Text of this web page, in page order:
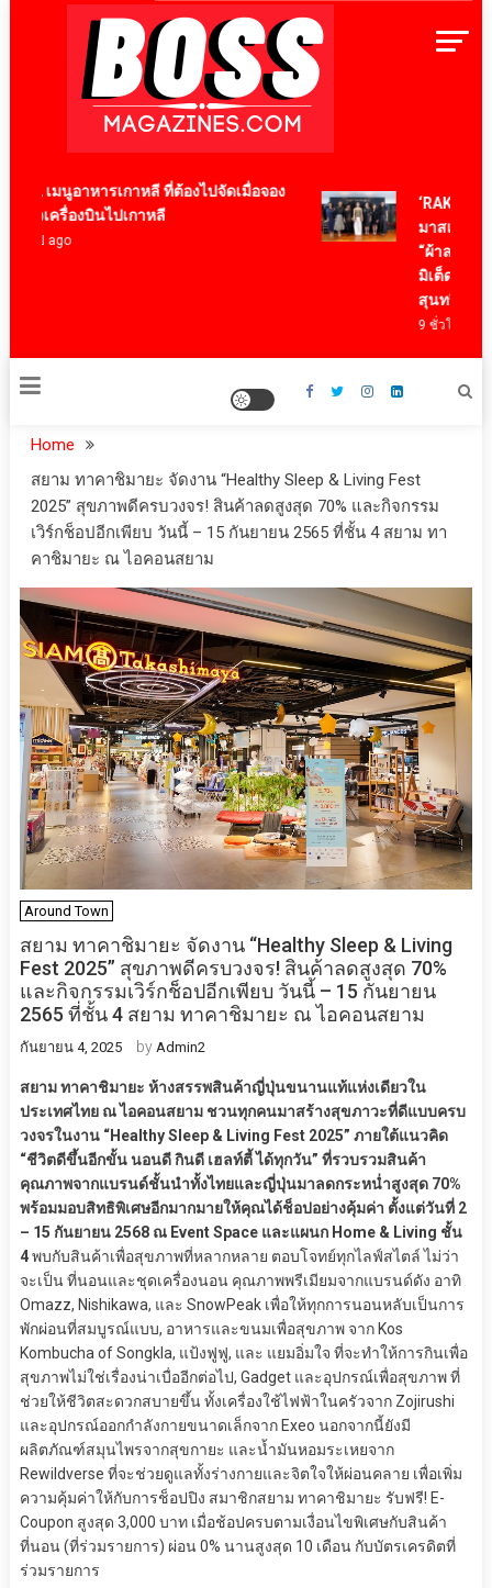
BossMagazinesThailand
12 เมนูอาหารเกาหลี ที่ต้องไปจัดเมื่อจอง
ตั๋วเครื่องบินไปเกาหลี
4 ปี ago
มาสเตอร์พีซ
“ผ้าลายน้ำไ
มิเต็ด ถ่ายท
สุนทรียภาพร
9 ชั่วโมง ago
Home
สยาม ทาคาชิมายะ จัดงาน “Healthy Sleep & Living Fest
2025” สุขภาพดีครบวงจร! สินค้าลดสูงสุด 70% และกิจกรรม
เวิร์กช็อปอีกเพียบ วันนี้ – 15 กันยายน 2565 ที่ชั้น 4 สยาม ทา
คาชิมายะ ณ ไอคอนสยาม
Around Town
สยาม ทาคาชิมายะ จัดงาน “Healthy Sleep & Living
Fest 2025” สุขภาพดีครบวงจร! สินค้าลดสูงสุด 70%
และกิจกรรมเวิร์กช็อปอีกเพียบ วันนี้ – 15 กันยายน
2565 ที่ชั้น 4 สยาม ทาคาชิมายะ ณ ไอคอนสยาม
กันยายน 4, 2025 by Admin2
สยาม ทาคาชิมายะ ห้างสรรพสินค้าญี่ปุ่นขนานแท้แห่งเดียวใน
ประเทศไทย ณ ไอคอนสยาม ชวนทุกคนมาสร้างสุขภาวะที่ดีแบบครบ
วงจรในงาน “Healthy Sleep & Living Fest 2025” ภายใต้แนวคิด
“ชีวิตดีขึ้นอีกขั้น นอนดี กินดี เฮลท์ตี้ ได้ทุกวัน” ที่รวบรวมสินค้า
คุณภาพจากแบรนด์ชั้นนำทั้งไทยและญี่ปุ่นมาลดกระหน่ำสูงสุด 70%
พร้อมมอบสิทธิพิเศษอีกมากมายให้คุณได้ช็อปอย่างคุ้มค่า ตั้งแต่วันที่ 2
– 15 กันยายน 2568 ณ Event Space และแผนก Home & Living ชั้น
4พบกับสินค้าเพื่อสุขภาพที่หลากหลาย ตอบโจทย์ทุกไลฟ์สไตล์ ไม่ว่า
จะเป็น ที่นอนและชุดเครื่องนอน คุณภาพพรีเมียมจากแบรนด์ดัง อาทิ
Omazz, Nishikawa, และ SnowPeak เพื่อให้ทุกการนอนหลับเป็นการ
พักผ่อนที่สมบูรณ์แบบ, อาหารและขนมเพื่อสุขภาพ จาก Kos
Kombucha of Songkla, แป้งฟูฟู, และ แยมอิ่มใจ ที่จะทำให้การกินเพื่อ
สุขภาพไม่ใช่เรื่องน่าเบื่ออีกต่อไป, Gadget และอุปกรณ์เพื่อสุขภาพ ที่
ช่วยให้ชีวิตสะดวกสบายขึ้น ทั้งเครื่องใช้ไฟฟ้าในครัวจาก Zojirushi
และอุปกรณ์ออกกำลังกายขนาดเล็กจาก Exeo นอกจากนี้ยังมี
ผลิตภัณฑ์สมุนไพรจากสุขกายะ และน้ำมันหอมระเหยจาก
Rewildverse ที่จะช่วยดูแลทั้งร่างกายและจิตใจให้ผ่อนคลาย เพื่อเพิ่ม
ความคุ้มค่าให้กับการช็อปปิง สมาชิกสยาม ทาคาชิมายะ รับฟรี! E-
Coupon สูงสุด 3,000 บาท เมื่อช้อปครบตามเงื่อนไขพิเศษกับสินค้า
ที่นอน (ที่ร่วมรายการ) ผ่อน 0% นานสูงสุด 10 เดือน กับบัตรเครดิตที่
ร่วมรายการ